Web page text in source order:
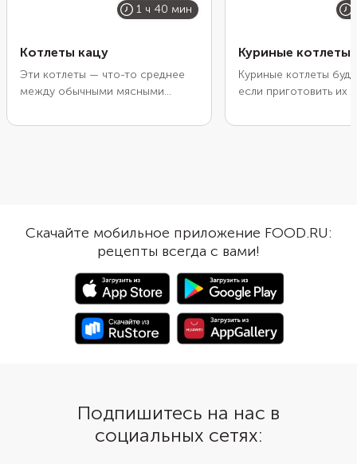
1 ч 40 мин
Котлеты кацу
Эти котлеты — что-то среднее
между обычными мясными
Внутри они сочные и нежные, а
стиле на основе кетчупа.
Куриные котлеты
Куриные котлеты
если приготовить их
полосками бекона.
дымка, как будто их
на открытом огне.
правда можете
решетке и пожарить
Скачайте мобильное приложение FOOD.RU:
рецепты всегда с вами!
Подпишитесь на нас в
социальных сетях: